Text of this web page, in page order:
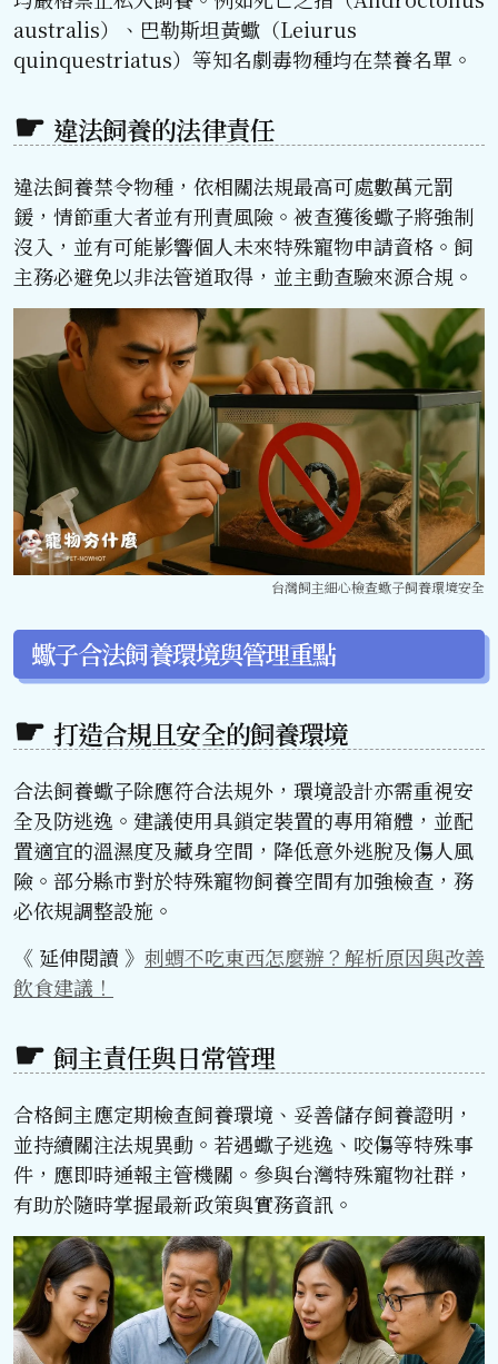
australis）、巴勒斯坦黃蠍（Leiurus
quinquestriatus）等知名劇毒物種均在禁養名單。
違法飼養的法律責任
違法飼養禁令物種，依相關法規最高可處數萬元罰
鍰，情節重大者並有刑責風險。被查獲後蠍子將強制
沒入，並有可能影響個人未來特殊寵物申請資格。飼
主務必避免以非法管道取得，並主動查驗來源合規。
台灣飼主細心檢查蠍子飼養環境安全
蠍子合法飼養環境與管理重點
打造合規且安全的飼養環境
合法飼養蠍子除應符合法規外，環境設計亦需重視安
全及防逃逸。建議使用具鎖定裝置的專用箱體，並配
置適宜的溫濕度及藏身空間，降低意外逃脫及傷人風
險。部分縣市對於特殊寵物飼養空間有加強檢查，務
必依規調整設施。
《 延伸閱讀 》 刺蝟不吃東西怎麼辦？解析原因與改善
飲食建議！
飼主責任與日常管理
合格飼主應定期檢查飼養環境、妥善儲存飼養證明，
並持續關注法規異動。若遇蠍子逃逸、咬傷等特殊事
件，應即時通報主管機關。參與台灣特殊寵物社群，
有助於隨時掌握最新政策與實務資訊。